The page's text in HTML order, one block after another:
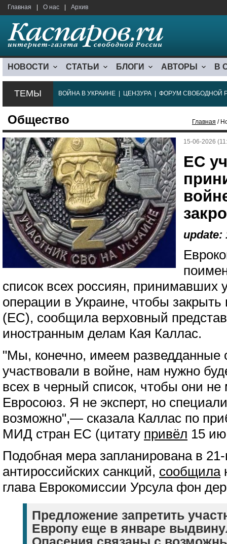
Главная О нас Архив
НОВОСТИ СТАТЬИ БЛОГИ АВТОРЫ В
ТЕМЫ ВОЙНА В УКРАИНЕ ЦЕНЗУРА ФОРУМ СВОБОДНОЙ
Общество Главная /
15-06-2026
ЕС
update:
список всех россиян, принимавших
операции в Украине, чтобы
(ЕС), сообщила верховный
иностранным делам Кая Каллас.
"Мы, конечно, имеем разведданные
участвовали в войне, нам нужно
всех в черный список, чтобы они не
Евросоюз. Я не эксперт, но
возможно",— сказала Каллас по
МИД стран ЕС (цитату привёл 15
Подобная мера запланирована в 21-
антироссийских санкций, сообщила
глава Еврокомиссии Урсула фон
Предложение запретить
Европу еще в январе